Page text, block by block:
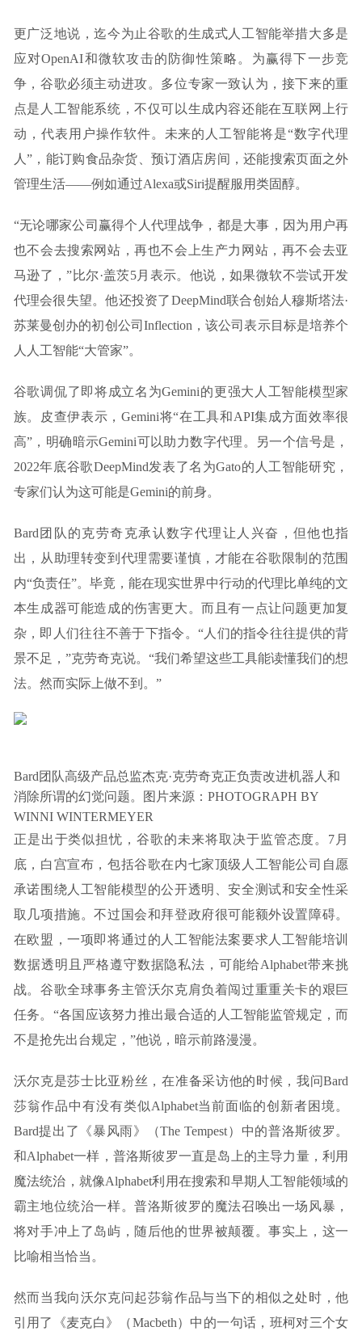
更广泛地说，迄今为止谷歌的生成式人工智能举措大多是
应对OpenAI和微软攻击的防御性策略。为赢得下一步竞
争，谷歌必须主动进攻。多位专家一致认为，接下来的重
点是人工智能系统，不仅可以生成内容还能在互联网上行
动，代表用户操作软件。未来的人工智能将是“数字代理
人”，能订购食品杂货、预订酒店房间，还能搜索页面之外
管理生活——例如通过Alexa或Siri提醒服用类固醇。
“无论哪家公司赢得个人代理战争，都是大事，因为用户再
也不会去搜索网站，再也不会上生产力网站，再不会去亚
马逊了，”比尔·盖茨5月表示。他说，如果微软不尝试开发
代理会很失望。他还投资了DeepMind联合创始人穆斯塔法·
苏莱曼创办的初创公司Inflection，该公司表示目标是培养个
人人工智能“大管家”。
谷歌调侃了即将成立名为Gemini的更强大人工智能模型家
族。皮查伊表示，Gemini将“在工具和API集成方面效率很
高”，明确暗示Gemini可以助力数字代理。另一个信号是，
2022年底谷歌DeepMind发表了名为Gato的人工智能研究，
专家们认为这可能是Gemini的前身。
Bard团队的克劳奇克承认数字代理让人兴奋，但他也指
出，从助理转变到代理需要谨慎，才能在谷歌限制的范围
内“负责任”。毕竟，能在现实世界中行动的代理比单纯的文
本生成器可能造成的伤害更大。而且有一点让问题更加复
杂，即人们往往不善于下指令。“人们的指令往往提供的背
景不足，”克劳奇克说。“我们希望这些工具能读懂我们的想
法。然而实际上做不到。”
Bard团队高级产品总监杰克·克劳奇克正负责改进机器人和
消除所谓的幻觉问题。图片来源：PHOTOGRAPH BY
WINNI WINTERMEYER
正是出于类似担忧，谷歌的未来将取决于监管态度。7月
底，白宫宣布，包括谷歌在内七家顶级人工智能公司自愿
承诺围绕人工智能模型的公开透明、安全测试和安全性采
取几项措施。不过国会和拜登政府很可能额外设置障碍。
在欧盟，一项即将通过的人工智能法案要求人工智能培训
数据透明且严格遵守数据隐私法，可能给Alphabet带来挑
战。谷歌全球事务主管沃尔克肩负着闯过重重关卡的艰巨
任务。“各国应该努力推出最合适的人工智能监管规定，而
不是抢先出台规定，”他说，暗示前路漫漫。
沃尔克是莎士比亚粉丝，在准备采访他的时候，我问Bard
莎翁作品中有没有类似Alphabet当前面临的创新者困境。
Bard提出了《暴风雨》（The Tempest）中的普洛斯彼罗。
和Alphabet一样，普洛斯彼罗一直是岛上的主导力量，利用
魔法统治，就像Alphabet利用在搜索和早期人工智能领域的
霸主地位统治一样。普洛斯彼罗的魔法召唤出一场风暴，
将对手冲上了岛屿，随后他的世界被颠覆。事实上，这一
比喻相当恰当。
然而当我向沃尔克问起莎翁作品与当下的相似之处时，他
引用了《麦克白》（Macbeth）中的一句话，班柯对三个女